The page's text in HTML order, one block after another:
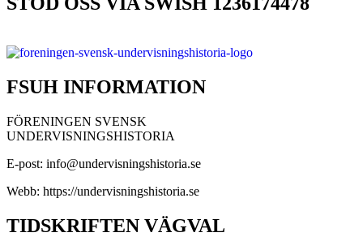
FSUH INFORMATION
FÖRENINGEN SVENSK
UNDERVISNINGSHISTORIA
E-post: info@undervisningshistoria.se
Webb: https://undervisningshistoria.se
TIDSKRIFTEN VÄGVAL